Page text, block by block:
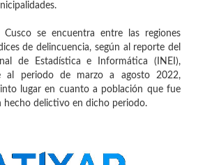
Cusco se encuentra entre las regiones
de delincuencia, según al reporte del
de Estadística e Informática (INEI),
al periodo de marzo a agosto 2022,
lugar en cuanto a población que fue
hecho delictivo en dicho periodo.